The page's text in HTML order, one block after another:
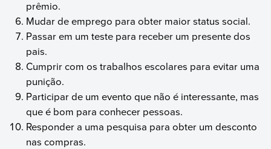
prêmio.
Mudar de emprego para obter maior status social.
Passar em um teste para receber um presente dos
pais.
Cumprir com os trabalhos escolares para evitar uma
punição.
Participar de um evento que não é interessante, mas
que é bom para conhecer pessoas.
Responder a uma pesquisa para obter um desconto
nas compras.